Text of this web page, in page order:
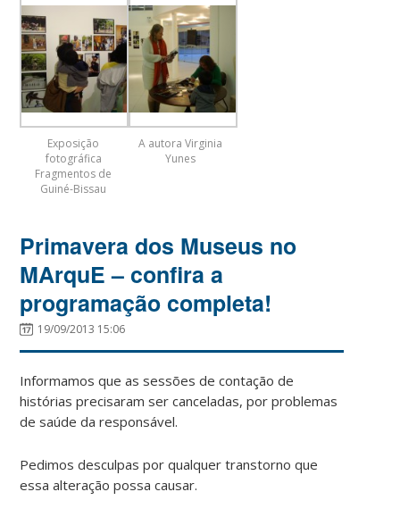
Exposição
fotográfica
Fragmentos de
Guiné-Bissau
A autora Virginia
Yunes
Primavera dos Museus no
MArquE – confira a
programação completa!
19/09/2013 15:06
Informamos que as sessões de contação de
histórias precisaram ser canceladas, por problemas
de saúde da responsável.
Pedimos desculpas por qualquer transtorno que
essa alteração possa causar.